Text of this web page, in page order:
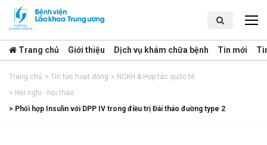
Trang chủ Giới thiệu Dịch vụ khám chữa bệnh Tin mới
Trang chủ > Tin tức hoạt động > NCKH & Hợp tác quốc tế
> Hội nghị - hội thảo
> Phối hợp Insulin với DPP IV trong điều trị Đái tháo đường type 2